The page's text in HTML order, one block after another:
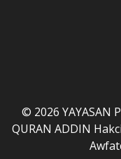
© 2026 YAYASAN
QURAN ADDIN